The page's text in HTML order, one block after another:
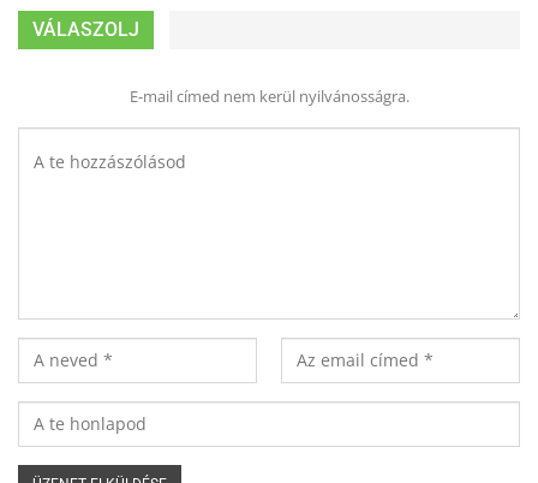
VÁLASZOLJ
E-mail címed nem kerül nyilvánosságra.